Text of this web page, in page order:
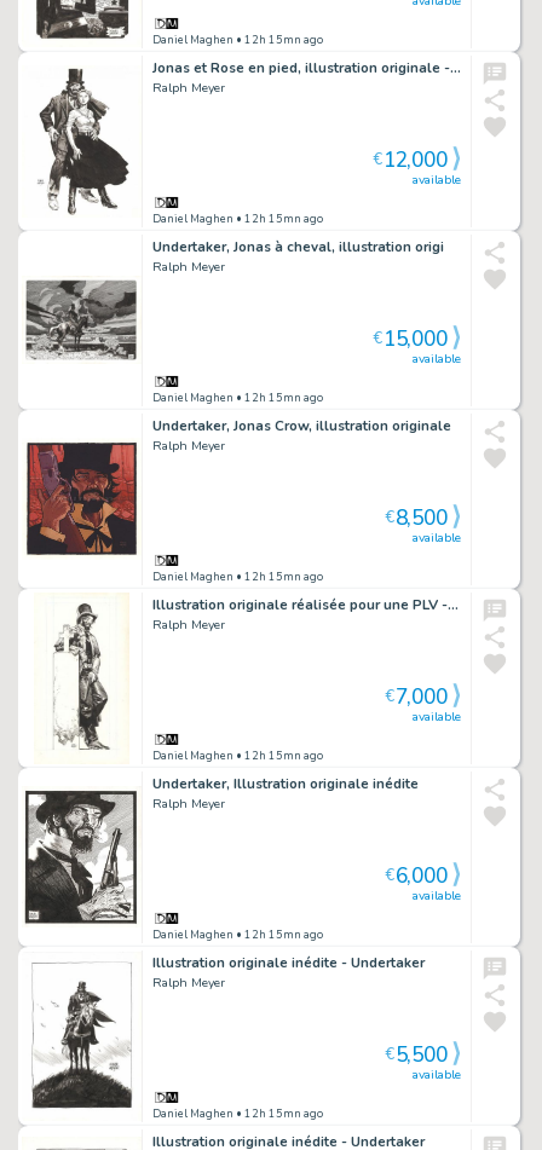
Daniel Maghen • 12h 15mn ago
Jonas et Rose en pied, illustration originale - Undertaker
Ralph Meyer
Daniel Maghen • 12h 15mn ago
available
€12,000
Undertaker, Jonas à cheval, illustration origi
Ralph Meyer
Daniel Maghen • 12h 15mn ago
available
€15,000
Undertaker, Jonas Crow, illustration originale
Ralph Meyer
Daniel Maghen • 12h 15mn ago
available
€8,500
Illustration originale réalisée pour une PLV - Undertaker
Ralph Meyer
Daniel Maghen • 12h 15mn ago
available
€7,000
Undertaker, Illustration originale inédite
Ralph Meyer
Daniel Maghen • 12h 15mn ago
available
€6,000
Illustration originale inédite - Undertaker
Ralph Meyer
Daniel Maghen • 12h 15mn ago
available
€5,500
Illustration originale inédite - Undertaker